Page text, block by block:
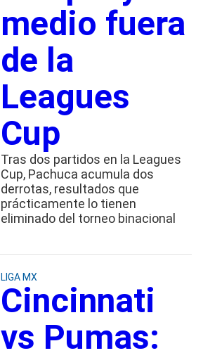
medio fuera
de la
Leagues
Cup
Tras dos partidos en la Leagues
Cup, Pachuca acumula dos
derrotas, resultados que
prácticamente lo tienen
eliminado del torneo binacional
LIGA MX
Cincinnati
vs Pumas: